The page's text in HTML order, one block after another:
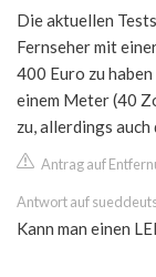
Die aktuellen
Fernseher mit
400 Euro zu
einem Meter (40
zu, allerdings auch
Antrag auf
Antwort auf
Kann man einen